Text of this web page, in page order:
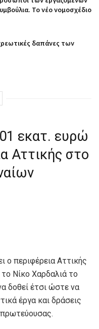
Το νέο νομοσχέδιο
δαπάνες των
εκατ. ευρώ
Αττικής στο
ο περιφέρεια Αττικής
Νίκο Χαρδαλιά το
δοθεί έτσι ώστε να
έργα και δράσεις